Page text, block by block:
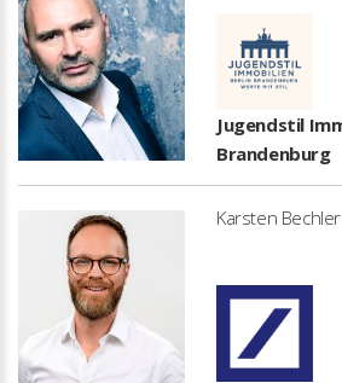
Jugendstil
Brandenburg
Karsten Bechler